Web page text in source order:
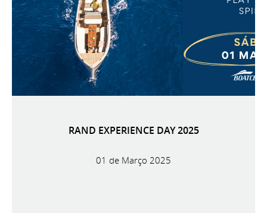
RAND EXPERIENCE DAY 2025
01 de Março 2025